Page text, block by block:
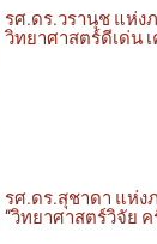
รศ.ดร.วรานุช แห่ง
วิทยาศาสตร์ดีเด่น เ
รศ.ดร.สุชาดา แห่ง
“วิทยาศาสตร์วิจัย ค